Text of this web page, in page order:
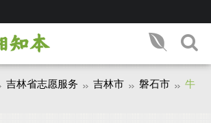
吉林省志愿服务 吉林市 磐石市
牛